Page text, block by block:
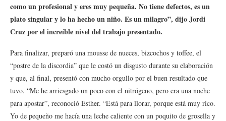
como un profesional y eres muy pequeña. No tiene defectos, es un
plato singular y lo ha hecho un niño. Es un milagro”, dijo Jordi
Cruz por el increíble nivel del trabajo presentado.
Para finalizar, preparó una mousse de nueces, bizcochos y toffee, el
“postre de la discordia” que le costó un disgusto durante su elaboración
y que, al final, presentó con mucho orgullo por el buen resultado que
tuvo. “Me he arriesgado un poco con el nitrógeno, pero era una noche
para apostar”, reconoció Esther. “Está para llorar, porque está muy rico.
Yo de pequeño me hacía una leche caliente con un poquito de grosella y